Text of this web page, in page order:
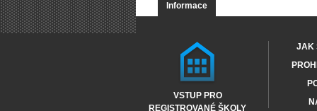
Informace
VSTUP PRO
REGISTROVANÉ ŠKOLY
JAK